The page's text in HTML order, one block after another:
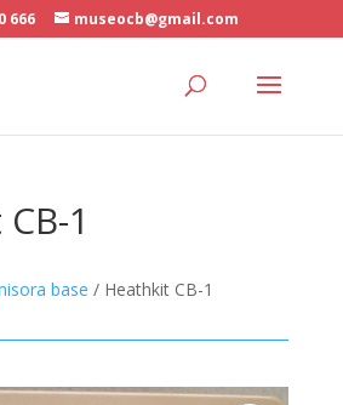
666 museocb@gmail.com
1
base / Heathkit CB-1